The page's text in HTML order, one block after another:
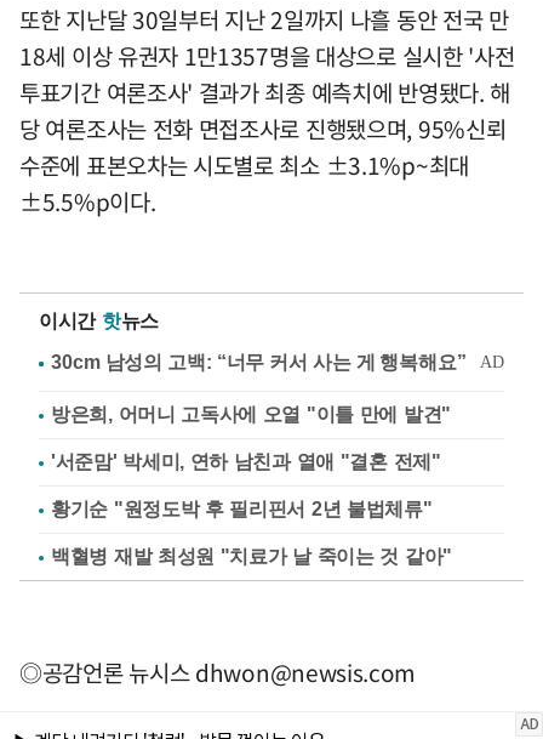
또한 지난달 30일부터 지난 2일까지 나흘 동안 전국 만
18세 이상 유권자 1만1357명을 대상으로 실시한 '사전
투표기간 여론조사' 결과가 최종 예측치에 반영됐다. 해
당 여론조사는 전화 면접조사로 진행됐으며, 95%신뢰
수준에 표본오차는 시도별로 최소 ±3.1%p~최대
±5.5%p이다.
이시간 핫뉴스
방은희, 어머니 고독사에 오열 "이틀 만에 발견"
'서준맘' 박세미, 연하 남친과 열애 "결혼 전제"
황기순 "원정도박 후 필리핀서 2년 불법체류"
백혈병 재발 최성원 "치료가 날 죽이는 것 같아"
◎공감언론 뉴시스dhwon@newsis.com